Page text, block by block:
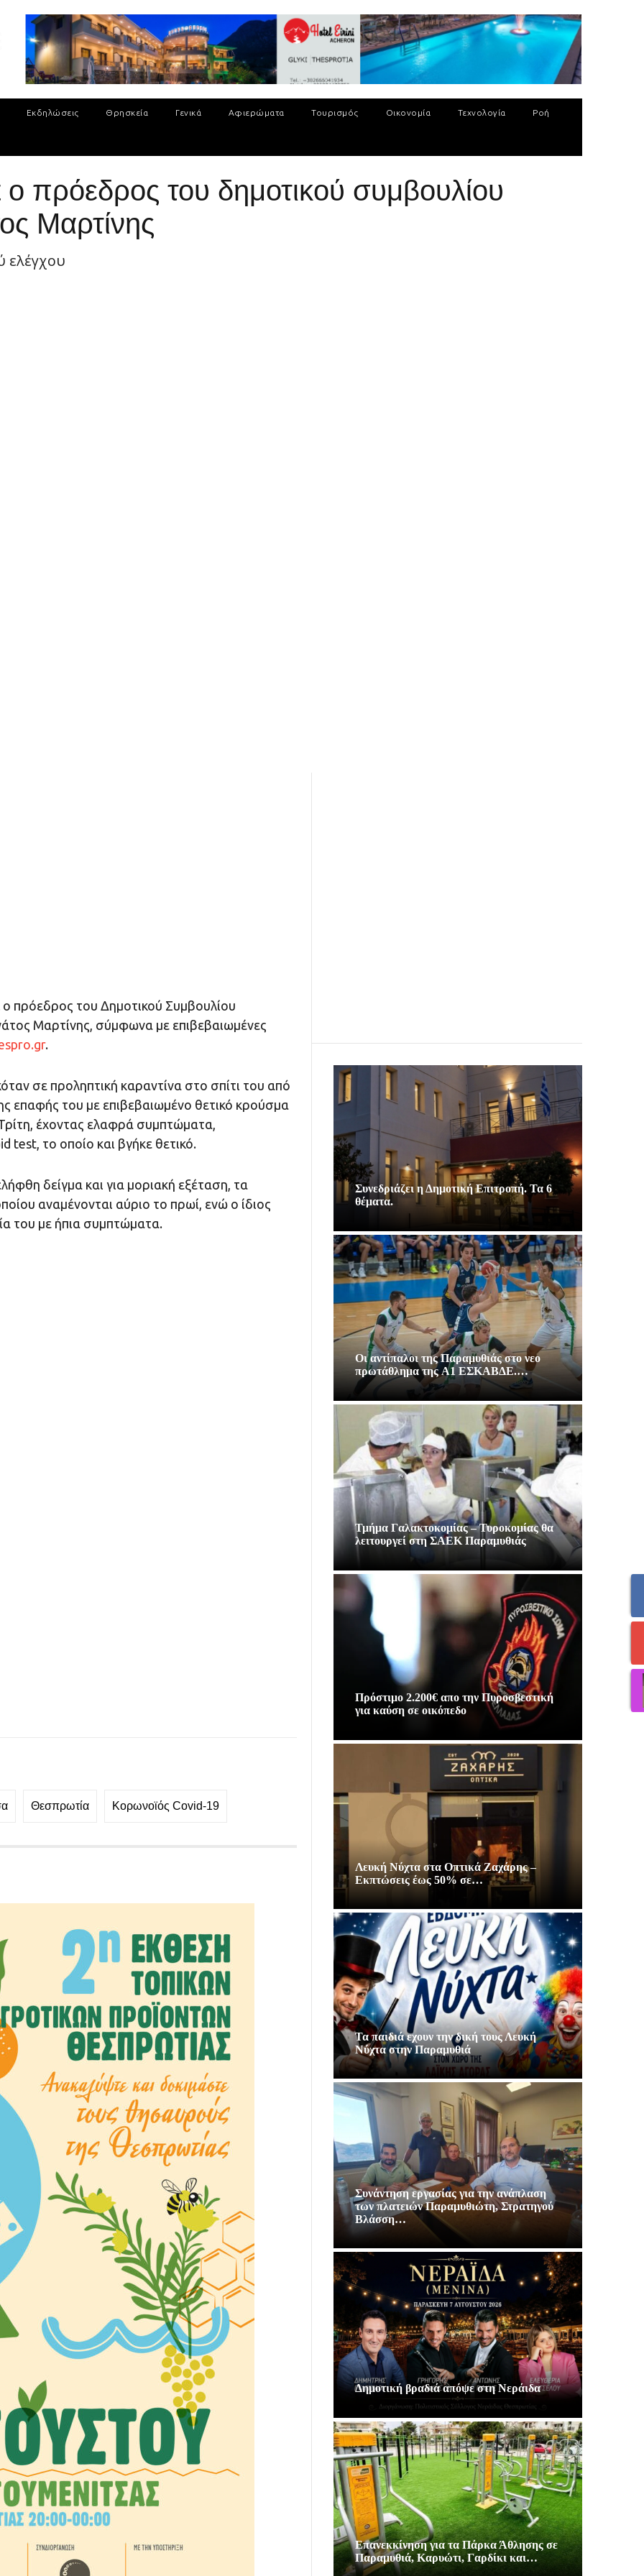
Εκδηλώσεις Θρησκεία Γενικά Αφιερώματα Τουρισμός Οικονομία Τεχνολογία Ροή
πρόεδρος του δημοτικού συμβουλίου
Μαρτίνης
ελέγχου
ο πρόεδρος του Δημοτικού Συμβουλίου
Μαρτίνης, σύμφωνα με επιβεβαιωμένες
.
σε προληπτική καραντίνα στο σπίτι του από
επαφής του με επιβεβαιωμένο θετικό κρούσμα
έχοντας ελαφρά συμπτώματα,
test, το οποίο και βγήκε θετικό.
δείγμα και για μοριακή εξέταση, τα
αναμένονται αύριο το πρωί, ενώ ο ίδιος
του με ήπια συμπτώματα.
Θεσπρωτία Κορωνοϊός Covid-19
Συνεδριάζει η Δημοτική Επιτροπή. Τα 6
θέματα.
Οι αντίπαλοι της Παραμυθιάς στο νεο
πρωτάθλημα της A1 ΕΣΚΑΒΔΕ.…
Τμήμα Γαλακτοκομίας – Τυροκομίας θα
λειτουργεί στη ΣΑΕΚ Παραμυθιάς
Πρόστιμο 2.200€ απο την Πυροσβεστική
για καύση σε οικόπεδο
Λευκή Νύχτα στα Οπτικά Ζαχάρης –
Εκπτώσεις έως 50% σε…
Τα παιδιά εχουν την δική τους Λευκή
Νύχτα στην Παραμυθιά
Συνάντηση εργασίας για την ανάπλαση
των πλατειών Παραμυθιώτη, Στρατηγού
Βλάσση…
Δημοτική βραδιά απόψε στη Νεράιδα
Επανεκκίνηση για τα Πάρκα Άθλησης σε
Παραμυθιά, Καρυώτι, Γαρδίκι και…